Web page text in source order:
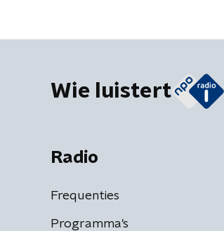
Wie luistert
Radio
Frequenties
Programma's